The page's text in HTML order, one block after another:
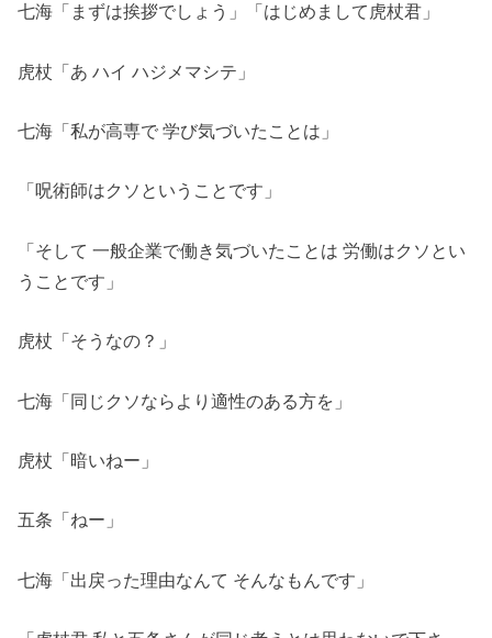
七海「まずは挨拶でしょう」「はじめまして虎杖君」
虎杖「あ ハイ ハジメマシテ」
七海「私が高専で 学び気づいたことは」
「呪術師はクソということです」
「そして 一般企業で働き気づいたことは 労働はクソとい
うことです」
虎杖「そうなの？」
七海「同じクソならより適性のある方を」
虎杖「暗いねー」
五条「ねー」
七海「出戻った理由なんて そんなもんです」